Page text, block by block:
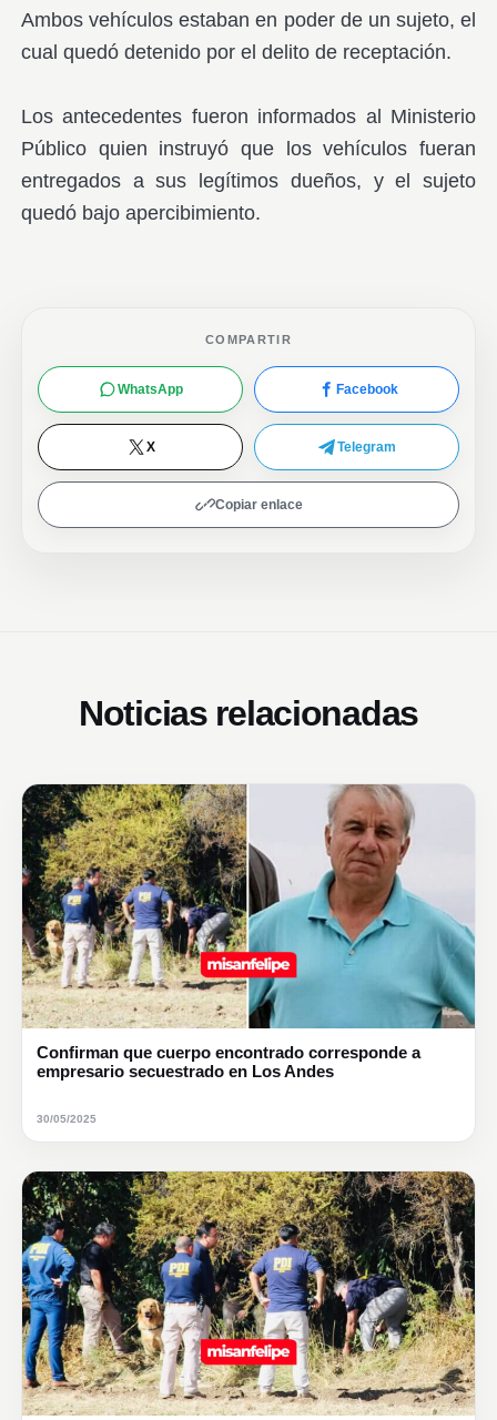
Ambos vehículos estaban en poder de un sujeto, el
cual quedó detenido por el delito de receptación.
Los antecedentes fueron informados al Ministerio
Público quien instruyó que los vehículos fueran
entregados a sus legítimos dueños, y el sujeto
quedó bajo apercibimiento.
COMPARTIR
WhatsApp Facebook
X Telegram
Copiar enlace
Noticias relacionadas
Confirman que cuerpo encontrado corresponde a
empresario secuestrado en Los Andes
30/05/2025